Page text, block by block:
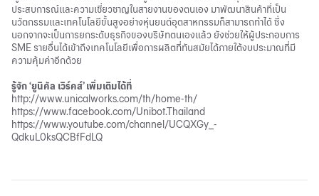
ประสบการณ์และความเชี่ยวชาญในสายงานของตนเอง มาพัฒนาสินค้าที่เป็น
นวัตกรรมและเทคโนโลยีขั้นสูงอย่างหุ่นยนต์อุตสาหกรรมก็สามารถทำได้ ซึ่ง
นอกจากจะเป็นการยกระดับธุรกิจของบริษัทตนเองแล้ว ยังช่วยให้ผู้ประกอบการ
SME รายอื่นได้เข้าถึงเทคโนโลยีเพื่อการผลิตที่ทันสมัยได้ภายใต้งบประมาณที่มี
ความคุ้มค่าอีกด้วย
รู้จัก ‘ยูนิคัล เวิร์คส์’ เพิ่มเติมได้ที่
http://www.unicalworks.com/th/home-th/
https://www.facebook.com/Unibot.Thailand
https://www.youtube.com/channel/UCQXGy_-
QdkuL0ksQCBfFdLQ